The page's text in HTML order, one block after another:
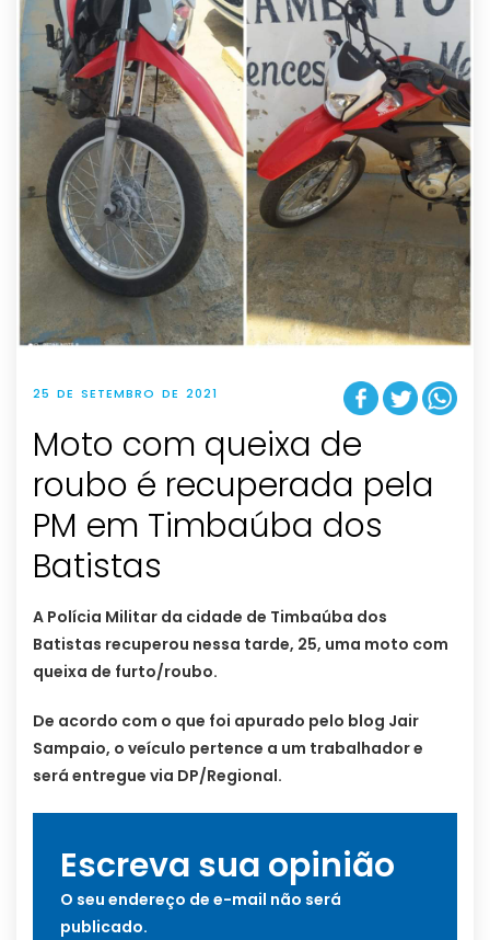
25 DE SETEMBRO DE 2021
Moto com queixa de
roubo é recuperada pela
PM em Timbaúba dos
Batistas
A Polícia Militar da cidade de Timbaúba dos
Batistas recuperou nessa tarde, 25, uma moto com
queixa de furto/roubo.
De acordo com o que foi apurado pelo blog Jair
Sampaio, o veículo pertence a um trabalhador e
será entregue via DP/Regional.
Escreva sua opinião
O seu endereço de e-mail não será
publicado.